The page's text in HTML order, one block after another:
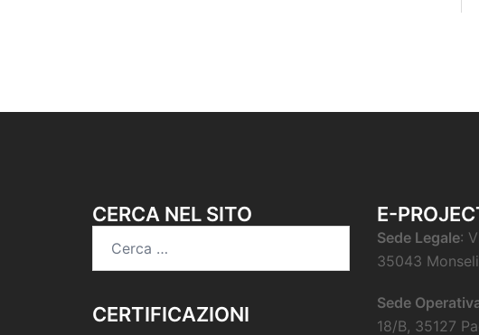
CERCA NEL SITO
CERTIFICAZIONI
E-
Sede Legale:
35043
Sede
18/B, 35127